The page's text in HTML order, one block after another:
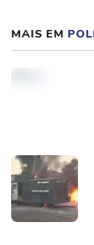
MAIS EM